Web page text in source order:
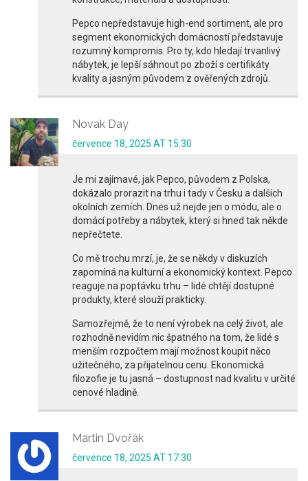
Pepco nepředstavuje high-end sortiment, ale pro
segment ekonomických domácností představuje
rozumný kompromis. Pro ty, kdo hledají trvanlivý
nábytek, je lepší sáhnout po zboží s certifikáty
kvality a jasným původem z ověřených zdrojů.
Novak Day
července 18, 2025 AT 15:30
Je mi zajímavé, jak Pepco, původem z Polska,
dokázalo prorazit na trhu i tady v Česku a dalších
okolních zemích. Dnes už nejde jen o módu, ale o
domácí potřeby a nábytek, který si hned tak někde
nepřečtete.
Co mě trochu mrzí, je, že se někdy v diskuzích
zapomíná na kulturní a ekonomický kontext. Pepco
reaguje na poptávku trhu – lidé chtějí dostupné
produkty, které slouží prakticky.
Samozřejmě, že to není výrobek na celý život, ale
rozhodně nevidím nic špatného na tom, že lidé s
menším rozpočtem mají možnost koupit něco
užitečného, za přijatelnou cenu. Ekonomická
filozofie je tu jasná – dostupnost nad kvalitu v určité
cenové hladině.
Martin Dvořák
července 18, 2025 AT 17:30